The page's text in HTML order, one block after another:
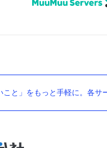
こと」をもっと手軽に。各サ